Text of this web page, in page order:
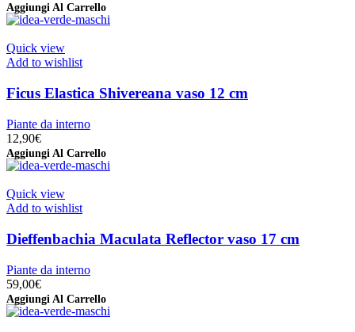
Aggiungi Al Carrello
Quick view
Add to wishlist
Ficus Elastica Shivereana vaso 12 cm
Piante da interno
12,90€
Aggiungi Al Carrello
Quick view
Add to wishlist
Dieffenbachia Maculata Reflector vaso 17 cm
Piante da interno
59,00€
Aggiungi Al Carrello